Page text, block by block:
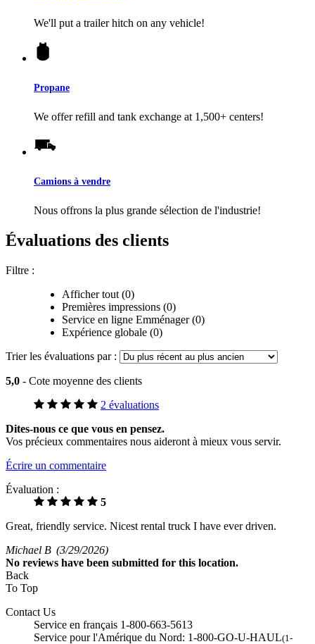
We'll put a trailer hitch on any vehicle!
Propane
We offer refill and tank exchange at 1,500+ centers!
Camions à vendre
Nous offrons la plus grande sélection de l'industrie!
Évaluations des clients
Filtre :
Afficher tout (0)
Premières impressions (0)
Service en ligne Emménager (0)
Expérience globale (0)
Trier les évaluations par :
5,0 - Cote moyenne des clients
2 évaluations
Dites-nous ce que vous en pensez.
Vos précieux commentaires nous aideront à mieux vous servir.
Écrire un commentaire
Évaluation :
5
Great, friendly service. Nicest rental truck I have ever driven.
Michael B (3/29/2026)
No reviews have been submitted for this location.
Back
To Top
Contact Us
Service en français 1-800-663-5613
Service pour l'Amérique du Nord: 1-800-GO-U-HAUL(1-